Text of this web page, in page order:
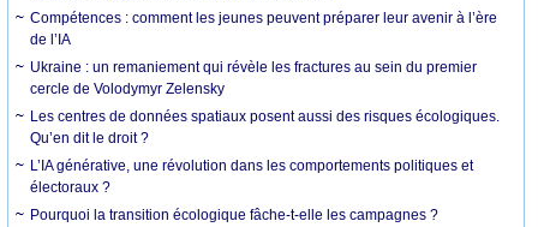
Compétences : comment les jeunes peuvent préparer leur avenir à l’ère
de l’IA
Ukraine : un remaniement qui révèle les fractures au sein du premier
cercle de Volodymyr Zelensky
Les centres de données spatiaux posent aussi des risques écologiques.
Qu’en dit le droit ?
L’IA générative, une révolution dans les comportements politiques et
électoraux ?
Pourquoi la transition écologique fâche-t-elle les campagnes ?